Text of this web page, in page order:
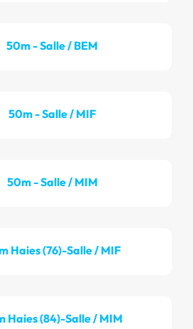
50m - Salle / BEM
50m - Salle / MIF
50m - Salle / MIM
Haies (76)-Salle / MIF
Haies (84)-Salle / MIM